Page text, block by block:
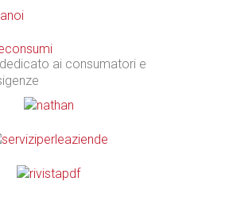
ai consumatori e